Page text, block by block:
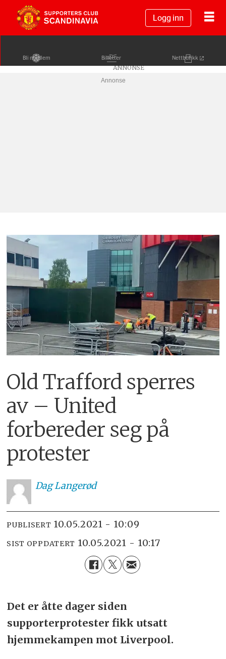
Logg inn
Bli medlem Billetter Nettbutikk
Annonse
Old Trafford sperres
av – United
forbereder seg på
protester
DagLangerød
PUBLISERT 10.05.2021 - 10:09
SIST OPPDATERT 10.05.2021 - 10:17
Det er åtte dager siden
supporterprotester fikk utsatt
hjemmekampen mot Liverpool.